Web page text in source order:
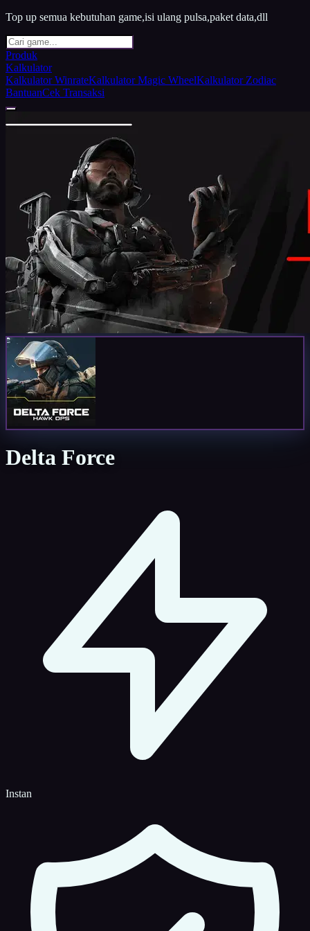
Top up semua kebutuhan game,isi ulang pulsa,paket data,dll
Produk
Kalkulator
Kalkulator WinrateKalkulator Magic WheelKalkulator Zodiac
BantuanCek Transaksi
Delta Force
Instan